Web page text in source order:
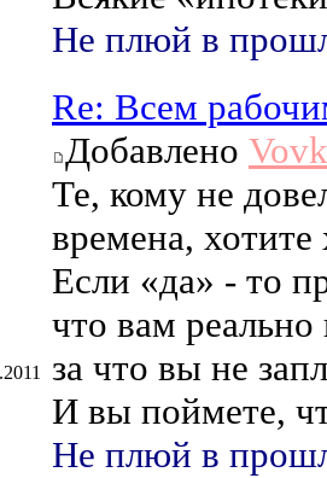
Не плюй в
Re: Всем
Добавлено
Те, кому не
времена, хотите
Если «да» - то
что вам
за что вы не
И вы поймете,
Не плюй в